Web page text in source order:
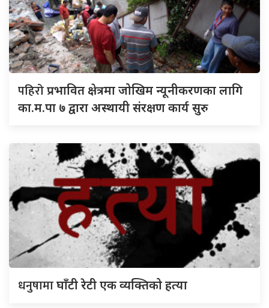
पहिरोप्रभावित क्षेत्रमा जोखिम न्यूनीकरणका लागि
का.म.पा ७ द्वारा अस्थायी संरक्षण कार्य सुरु
धनुषामाघाँटी रेटी एक व्यक्तिको हत्या